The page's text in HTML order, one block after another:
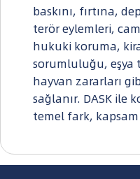
baskını, fırtına,
terör eylemleri,
hukuki koruma,
sorumluluğu, eşya
hayvan zararları
sağlanır. DASK ile
temel fark, kapsam